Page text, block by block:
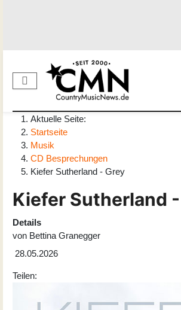
Aktuelle Seite:
Startseite
Musik
CD Besprechungen
Kiefer Sutherland - Grey
Kiefer Sutherland
Details
von Bettina Granegger
28.05.2026
Teilen: